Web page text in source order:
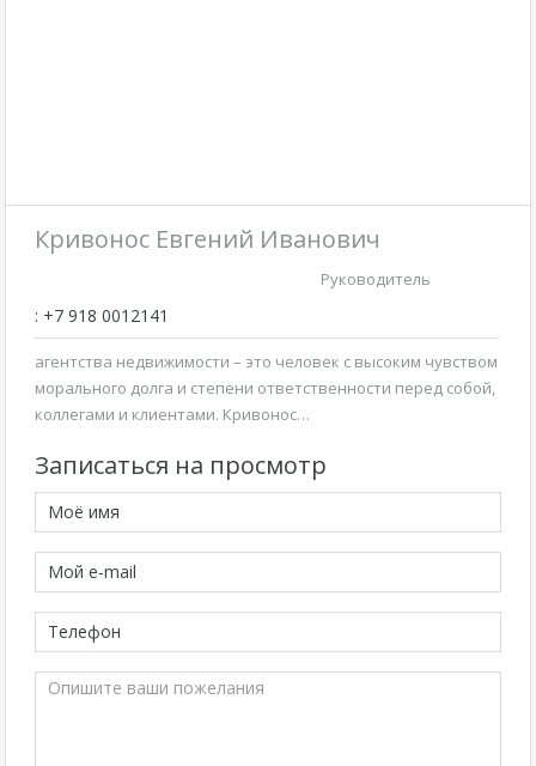
Кривонос Евгений Иванович
: +7 918 0012141
Руководитель
агентства недвижимости – это человек с высоким чувством
морального долга и степени ответственности перед собой,
коллегами и клиентами. Кривонос…
Записаться на просмотр